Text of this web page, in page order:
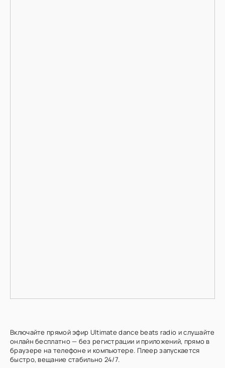
Включайте прямой эфир Ultimate dance beats radio и слушайте
онлайн бесплатно — без регистрации и приложений, прямо в
браузере на телефоне и компьютере. Плеер запускается
быстро, вещание стабильно 24/7.